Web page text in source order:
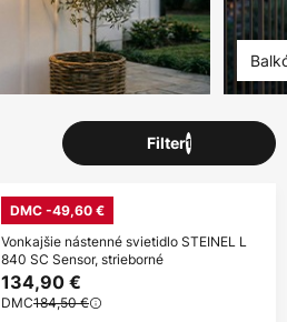
Filter1
DMC -49,60 €
Vonkajšie nástenné svietidlo STEINEL L
840 SC Sensor, strieborné
134,90 €
DMC184,50 €